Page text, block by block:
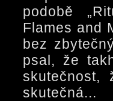
podobě
Flames and
bez
psal, že
skutečná...